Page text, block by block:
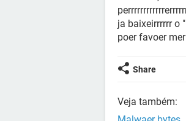
ja baixeirrrrrr o
poer favoer
Share
Veja também: